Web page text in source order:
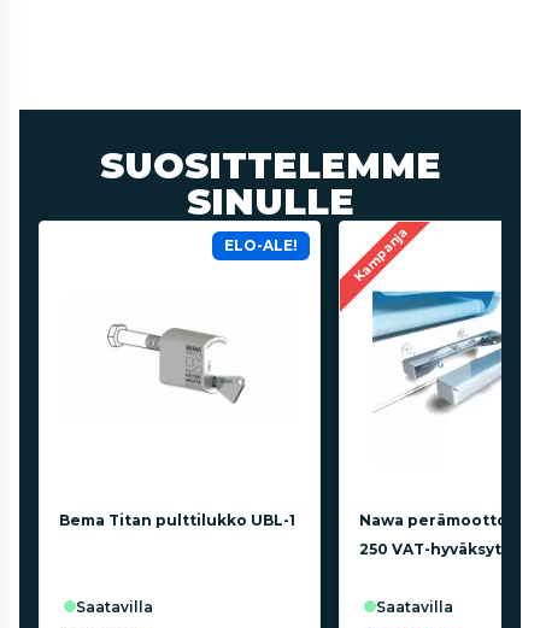
SUOSITTELEMME
SINULLE
ELO-ALE!
Bema Titan pulttilukko UBL-1
saatavilla
Kampanja
Nawa
250 VAT-hyväksytty
saatavilla